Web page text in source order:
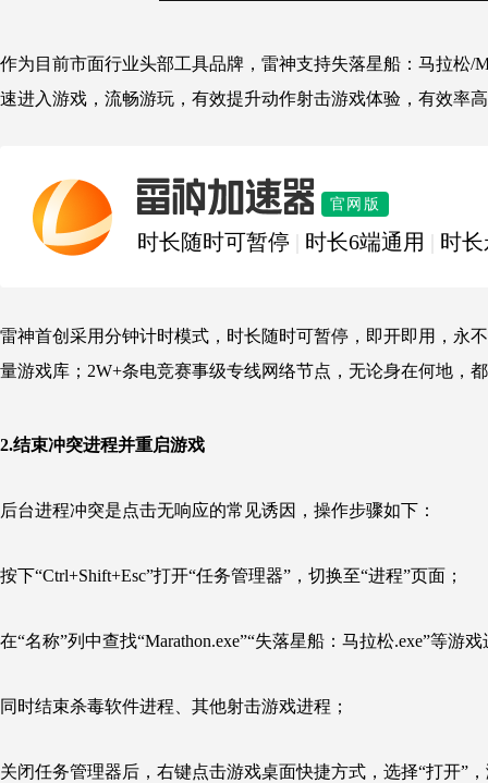
作为目前市面行业头部工具品牌，雷神支持失落星船：马拉松/
速进入游戏，流畅游玩 ，有效提升动作射击游戏体验，有效率
雷神加速器 官网版
时长随时可暂停 时长6端通用 时
雷神首创采用分钟计时模式，时长随时可暂停，即开即用，永
量游戏库；2W+条电竞赛事级专线网络节点，无论身在何地，
2.结束冲突进程并重启游戏
后台进程冲突是点击无响应的常见诱因，操作步骤如下：
按下“Ctrl+Shift+Esc”打开“任务管理器”，切换至“进程”页面；
在“名称”列中查找“Marathon.exe”“失落星船：马拉松.exe”等游
同时结束杀毒软件进程、其他射击游戏进程；
关闭任务管理器后，右键点击游戏桌面快捷方式，选择“打开”